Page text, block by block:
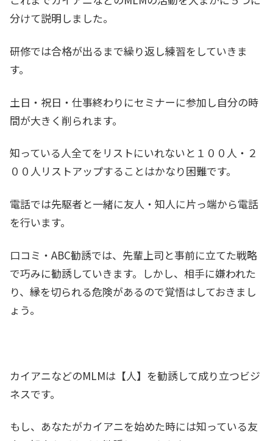
分けて説明しました。
研修では合格が出るまで繰り返し練習をしていきま
す。
土日・祝日・仕事終わりにセミナーに参加し自分の時
間が大きく削られます。
知っている人全てをリストにいれないと１００人・２
００人リストアップすることはかなり困難です。
電話では先駆者と一緒に友人・知人に片っ端から電話
を行います。
口コミ・ABC勧誘では、先輩上司と事前に立てた戦略
で巧みに勧誘していきます。しかし、相手に嫌われた
り、縁を切られる危険があるので覚悟はしておきまし
ょう。
カイアニなどのMLMは【人】を勧誘して成り立つビジ
ネスです。
もし、あなたがカイアニを始めた時には知っている友